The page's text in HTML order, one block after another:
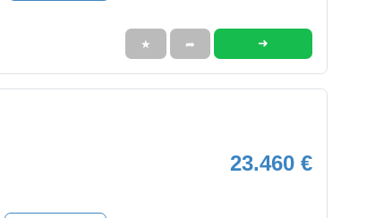
★ ➦ ➜
23.460 €